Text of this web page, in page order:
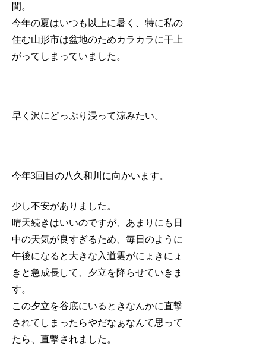
間。
今年の夏はいつも以上に暑く、特に私の
住む山形市は盆地のためカラカラに干上
がってしまっていました。
早く沢にどっぷり浸って涼みたい。
今年3回目の八久和川に向かいます。
少し不安がありました。
晴天続きはいいのですが、あまりにも日
中の天気が良すぎるため、毎日のように
午後になると大きな入道雲がにょきにょ
きと急成長して、夕立を降らせていきま
す。
この夕立を谷底にいるときなんかに直撃
されてしまったらやだなぁなんて思って
たら、直撃されました。